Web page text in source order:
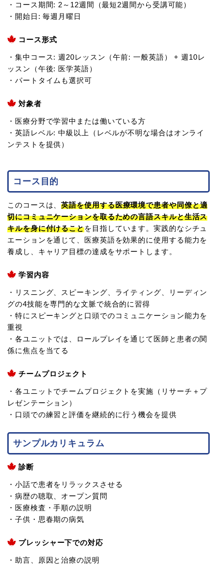
・コース期間: 2～12週間（最短2週間から受講可能）
・開始日: 毎週月曜日
コース形式
・集中コース: 週20レッスン（午前: 一般英語） + 週10レ
ッスン（午後: 医学英語）
・パートタイムも選択可
対象者
・医療分野で学習中または働いている方
・英語レベル: 中級以上（レベルが不明な場合はオンライ
ンテストを提供）
コース目的
このコースは、英語を使用する医療環境で患者や同僚と適
切にコミュニケーションを取るための言語スキルと生活ス
キルを身に付けることを目指しています。実践的なシチュ
エーションを通じて、医療英語を効果的に使用する能力を
養成し、キャリア目標の達成をサポートします。
学習内容
・リスニング、スピーキング、ライティング、リーディン
グの4技能を専門的な文脈で統合的に習得
・特にスピーキングと口頭でのコミュニケーション能力を
重視
・各ユニットでは、ロールプレイを通じて医師と患者の関
係に焦点を当てる
チームプロジェクト
・各ユニットでチームプロジェクトを実施（リサーチ＋プ
レゼンテーション）
・口頭での練習と評価を継続的に行う機会を提供
サンプルカリキュラム
診断
・小話で患者をリラックスさせる
・病歴の聴取、オープン質問
・医療検査・手順の説明
・子供・思春期の病気
プレッシャー下での対応
・助言、原因と治療の説明